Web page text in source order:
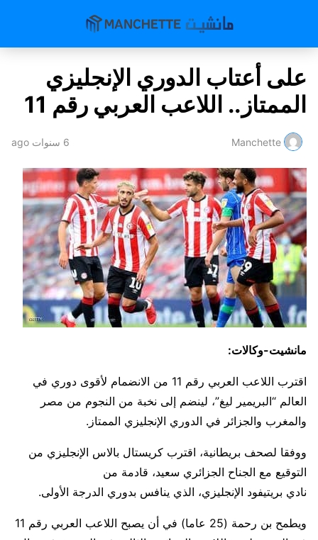
على أعتاب الدوري الإنجليزي
الممتاز.. اللاعب العربي رقم 11
Manchette 6 سنوات ago
مانشيت-وكالات:
اقترب اللاعب العربي رقم 11 من الانضمام لأقوى دوري في
العالم “البريمير ليغ”، لينضم إلى نخبة من النجوم من مصر
والمغرب والجزائر في الدوري الإنجليزي الممتاز.
ووفقا لصحف بريطانية، اقترب كريستال بالاس الإنجليزي من
التوقيع مع الجناح الجزائري سعيد، قادمة من
نادي بريتيفود الإنجليزي، الذي ينافس بدوري الدرجة الأولى.
ويطمح بن رحمة (25 عاما) في أن يصبح اللاعب العربي رقم 11